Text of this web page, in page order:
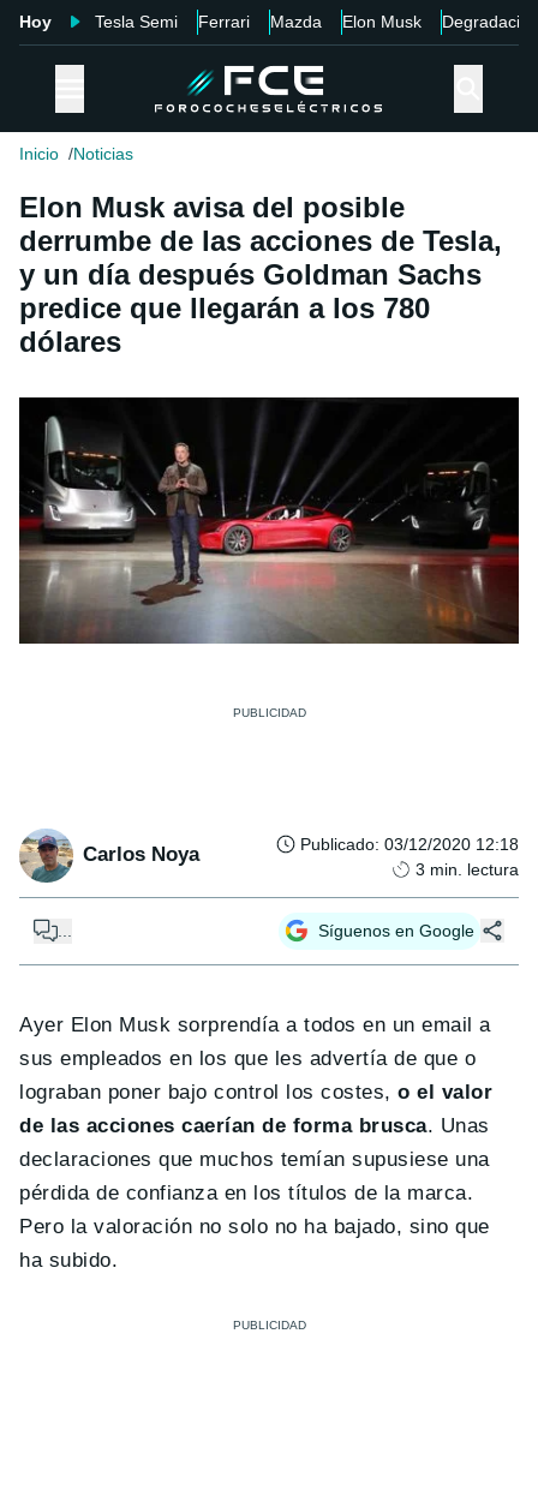
Hoy Tesla Semi Ferrari Mazda Elon Musk Degradación
Inicio Noticias
Elon Musk avisa del posible
derrumbe de las acciones de Tesla,
y un día después Goldman Sachs
predice que llegarán a los 780
dólares
Carlos Noya Publicado: 03/12/2020 12:18
3 min. lectura
Síguenos en Google
Ayer Elon Musk sorprendía a todos en un email a
sus empleados en los que les advertía de que o
lograban poner bajo control los costes, o el valor
de las acciones caerían de forma brusca. Unas
declaraciones que muchos temían supusiese una
pérdida de confianza en los títulos de la marca.
Pero la valoración no solo no ha bajado, sino que
ha subido.